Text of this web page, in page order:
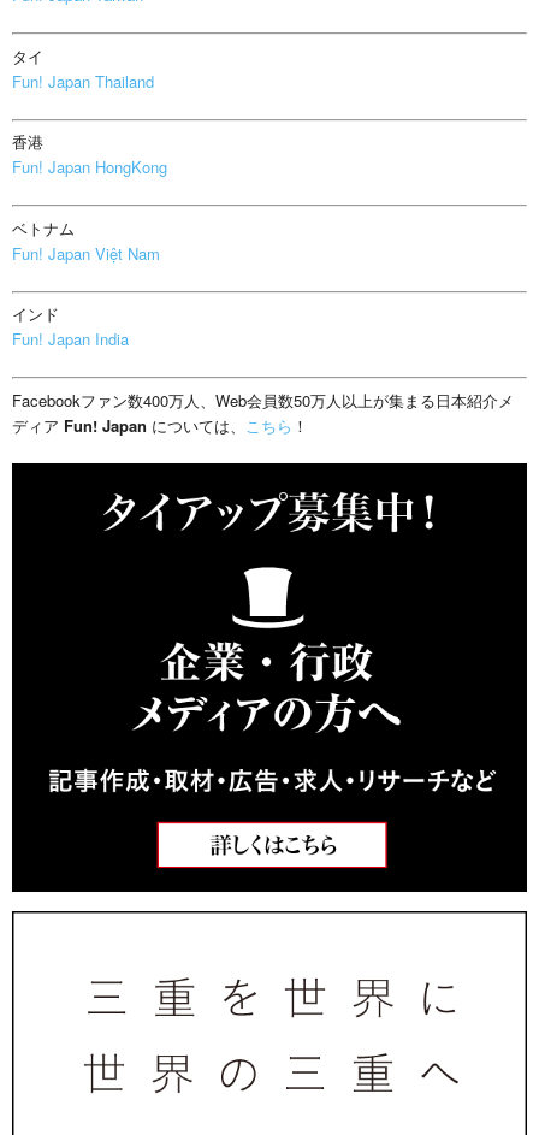
タイ
Fun! Japan Thailand
香港
Fun! Japan HongKong
ベトナム
Fun! Japan Việt Nam
インド
Fun! Japan India
Facebookファン数400万人、Web会員数50万人以上が集まる日本紹介メ
ディア Fun! Japan については、 こちら ！